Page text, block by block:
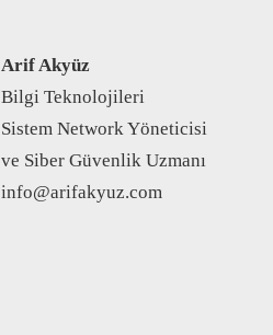
Arif Akyüz
Bilgi Teknolojileri
Sistem Network Yöneticisi
ve Siber Güvenlik Uzmanı
info@arifakyuz.com